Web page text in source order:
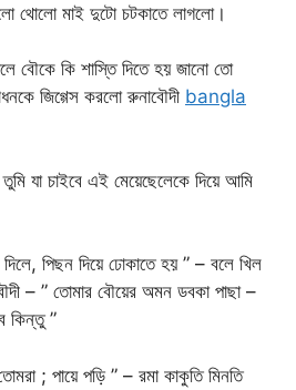
থোলো মাই দুটো চটকাতে লাগলো।
বৌকে কি শাস্তি দিতে হয় জানো তো
জিগ্গেস করলো রুনাবৌদী bangla
যা চাইবে এই মেয়েছেলেকে দিয়ে আমি
দিলে, পিছন দিয়ে ঢোকাতে হয় ” – বলে খিল
– ” তোমার বৌয়ের অমন ডবকা পাছা –
কিন্তু ”
; পায়ে পড়ি ” – রমা কাকুতি মিনতি